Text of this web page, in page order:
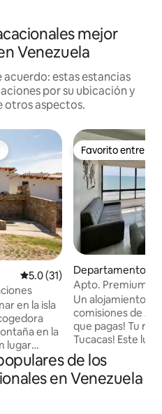
mejor
Venezuela
acuerdo: estas estancias
por su ubicación y
otros aspectos.
huéspedes
Calificación promedio: 5.0 de
5.0 (31)
en la isla
en la
lugar
de 5
playas,
Favorito entre
Favorito entre
Departamento en
Apto. Premium
Mar | Tucacas
Un alojamiento
comisiones de
que pagas! Tu rincón costero en
Tucacas! Este
para 6 personas
inmejorable con
mar. Con 2
de los
en Venezuela